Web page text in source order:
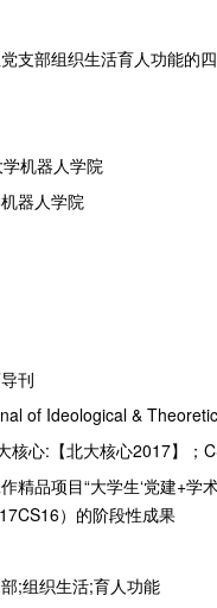
支部组织生活育人功能的
机器人学院
器人学院
刊
of Ideological &
核心:【北大核心2017】；
精品项目“大学生‘党建+
）的阶段性成果
;组织生活;育人功能